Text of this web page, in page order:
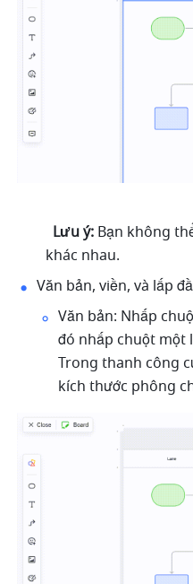
Lưu ý: Bạn không
khác nhau.
Văn bản, viền, và lấp
Văn bản: Nhấp
đó nhấp chuột một
Trong thanh công
kích thước phông